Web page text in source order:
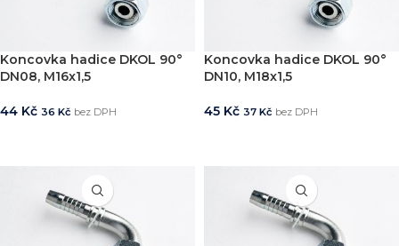
Koncovka hadice DKOL 90°
DN08, M16x1,5
44 Kč 36 Kč bez DPH
Koncovka hadice DKOL 90°
DN10, M18x1,5
45 Kč 37 Kč bez DPH